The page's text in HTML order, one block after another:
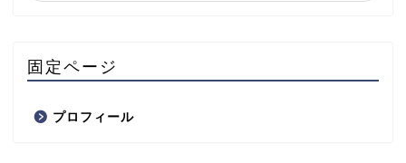
固定ページ
プロフィール